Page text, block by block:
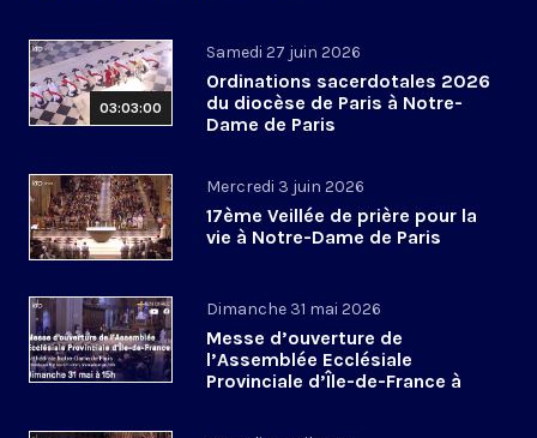
03:03:00
Samedi 27 juin 2026
Ordinations sacerdotales 2026
du diocèse de Paris à Notre-
Dame de Paris
Mercredi 3 juin 2026
17ème Veillée de prière pour la
vie à Notre-Dame de Paris
Dimanche 31 mai 2026
Messe d’ouverture de
l’Assemblée Ecclésiale
Provinciale d’Île-de-France à